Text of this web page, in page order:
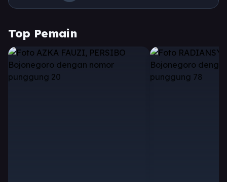
Top Pemain